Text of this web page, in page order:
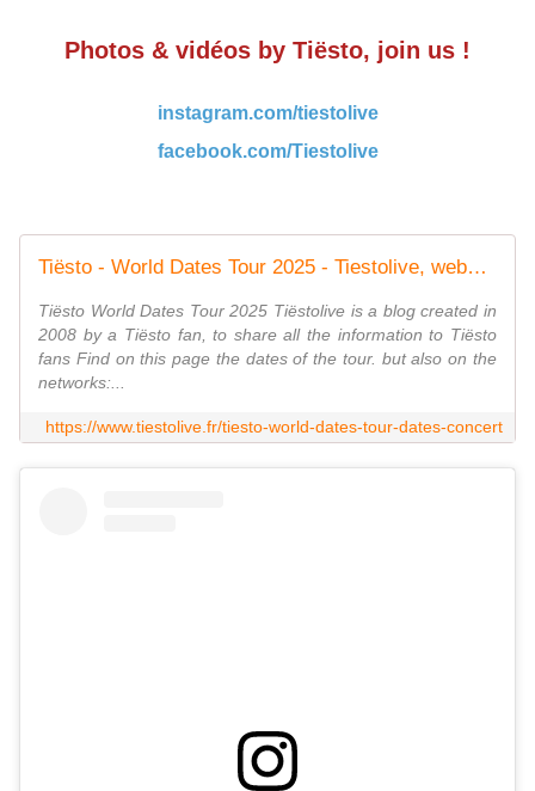
Photos & vidéos by Tiësto, join us !
instagram.com/tiestolive
facebook.com/Tiestolive
Tiësto - World Dates Tour 2025 - Tiestolive, website Tiesto
Tiësto World Dates Tour 2025 Tiëstolive is a blog created in
2008 by a Tiësto fan, to share all the information to Tiësto
fans Find on this page the dates of the tour. but also on the
networks:...
https://www.tiestolive.fr/tiesto-world-dates-tour-dates-concert